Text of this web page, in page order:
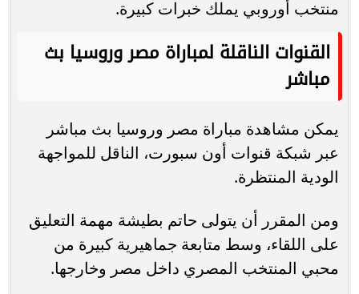
منتخب أوروبي يملك خبرات كبيرة.
القنوات الناقلة لمباراة مصر وروسيا بث
مباشر
يمكن مشاهدة مباراة مصر وروسيا بث مباشر
عبر شبكة قنوات أون سبورت، الناقل للمواجهة
الودية المنتظرة.
ومن المقرر أن يتولى حاتم بطيشة مهمة التعليق
على اللقاء، وسط متابعة جماهيرية كبيرة من
محبي المنتخب المصري داخل مصر وخارجها.